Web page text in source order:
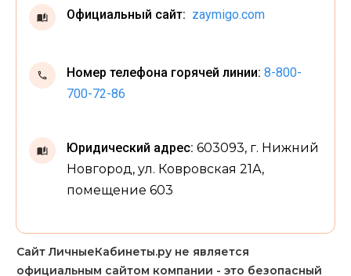
Официальный сайт: zaymigo.com
Номер телефона горячей линии: 8-800-
700-72-86
Юридический адрес: 603093, г. Нижний
Новгород, ул. Ковровская 21А,
помещение 603
Сайт ЛичныеКабинеты.ру не является
официальным сайтом компании - это безопасный